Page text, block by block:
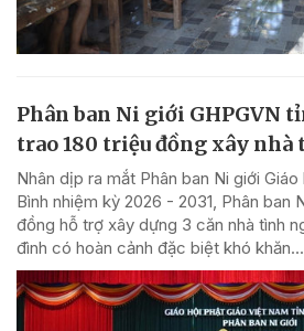
Phân ban Ni giới GHPGVN
trao 180 triệu đồng xây
Nhân dịp ra mắt Phân ban Ni giới
Bình nhiệm kỳ 2026 - 2031, Phân ban
đồng hỗ trợ xây dựng 3 căn nhà tình
đình có hoàn cảnh đặc biệt khó khăn...